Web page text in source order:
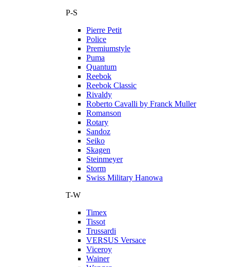
P-S
Pierre Petit
Police
Premiumstyle
Puma
Quantum
Reebok
Reebok Classic
Rivaldy
Roberto Cavalli by Franck Muller
Romanson
Rotary
Sandoz
Seiko
Skagen
Steinmeyer
Storm
Swiss Military Hanowa
T-W
Timex
Tissot
Trussardi
VERSUS Versace
Viceroy
Wainer